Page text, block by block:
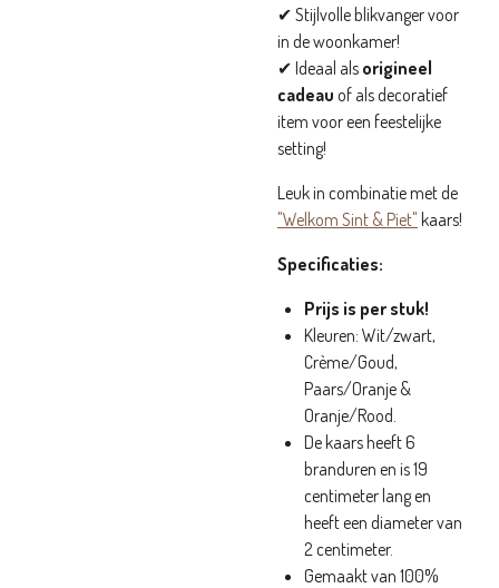
✔ Stijlvolle blikvanger voor
in de woonkamer!
✔ Ideaal als origineel
cadeau of als decoratief
item voor een feestelijke
setting!
Leuk in combinatie met de
"Welkom Sint & Piet" kaars!
Specificaties:
Prijs is per stuk!
Kleuren: Wit/zwart,
Crème/Goud,
Paars/Oranje &
Oranje/Rood.
De kaars heeft 6
branduren en is 19
centimeter lang en
heeft een diameter van
2 centimeter.
Gemaakt van 100%